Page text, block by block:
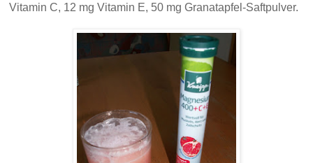
Vitamin C, 12 mg Vitamin E, 50 mg Granatapfel-Saftpulver.